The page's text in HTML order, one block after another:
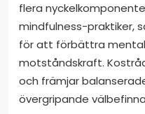
flera
mindfulness-praktiker,
för att förbättra mental
motståndskraft.
och främjar
övergripande